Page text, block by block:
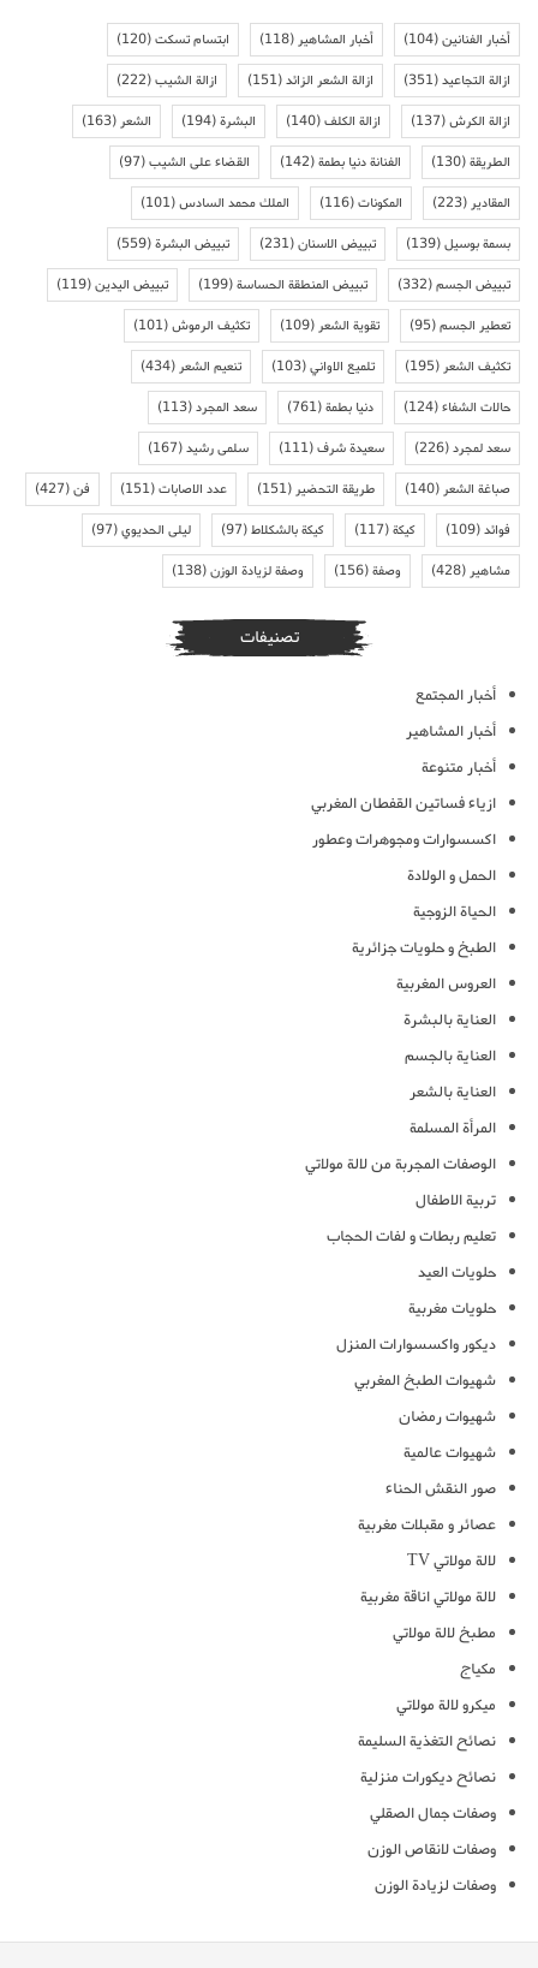
أخبار الفنانين(104) أخبار المشاهير(118) ابتسام تسكت(120)
ازالة التجاعيد(351) ازالة الشعر الزائد(151) ازالة الشيب(222)
ازالة الكرش(137) ازالة الكلف(140) البشرة(194) الشعر(163)
الطريقة(130) الفنانة دنيا بطمة(142) القضاء على الشيب(97)
المقادير(223) المكونات(116) الملك محمد السادس(101)
بسمة بوسيل(139) تبييض الاسنان(231) تبييض البشرة(559)
تبييض الجسم(332) تبييض المنطقة الحساسة(199) تبييض اليدين(119)
تعطير الجسم(95) تقوية الشعر(109) تكثيف الرموش(101)
تكثيف الشعر(195) تلميع الاواني(103) تنعيم الشعر(434)
حالات الشفاء(124) دنيا بطمة(761) سعد المجرد(113)
سعد لمجرد(226) سعيدة شرف(111) سلمى رشيد(167)
صباغة الشعر(140) طريقة التحضير(151) عدد الاصابات(151) فن(427)
فوائد(109) كيكة(117) كيكة بالشكلاط(97) ليلى الحديوي(97)
مشاهير(428) وصفة(156) وصفة لزيادة الوزن(138)
تصنيفات
أخبار المجتمع
أخبار المشاهير
أخبار متنوعة
ازياء فساتين القفطان المغربي
اكسسوارات ومجوهرات وعطور
الحمل و الولادة
الحياة الزوجية
الطبخ و حلويات جزائرية
العروس المغربية
العناية بالبشرة
العناية بالجسم
العناية بالشعر
المرأة المسلمة
الوصفات المجربة من لالة مولاتي
تربية الاطفال
تعليم ربطات و لفات الحجاب
حلويات العيد
حلويات مغربية
ديكور واكسسوارات المنزل
شهيوات الطبخ المغربي
شهيوات رمضان
شهيوات عالمية
صور النقش الحناء
عصائر و مقبلات مغربية
لالة مولاتي TV
لالة مولاتي اناقة مغربية
مطبخ لالة مولاتي
مكياج
ميكرو لالة مولاتي
نصائح التغذية السليمة
نصائح ديكورات منزلية
وصفات جمال الصقلي
وصفات لانقاص الوزن
وصفات لزيادة الوزن